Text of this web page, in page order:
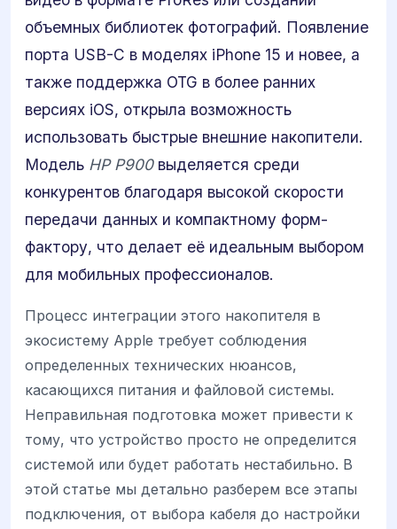
объемных библиотек фотографий. Появление
порта USB-C в моделях iPhone 15 и новее, а
также поддержка OTG в более ранних
версиях iOS, открыла возможность
использовать быстрые внешние накопители.
Модель HP P900выделяется среди
конкурентов благодаря высокой скорости
передачи данных и компактному форм-
фактору, что делает её идеальным выбором
для мобильных профессионалов.
Процесс интеграции этого накопителя в
экосистему Apple требует соблюдения
определенных технических нюансов,
касающихся питания и файловой системы.
Неправильная подготовка может привести к
тому, что устройство просто не определится
системой или будет работать нестабильно. В
этой статье мы детально разберем все этапы
подключения, от выбора кабеля до настройки